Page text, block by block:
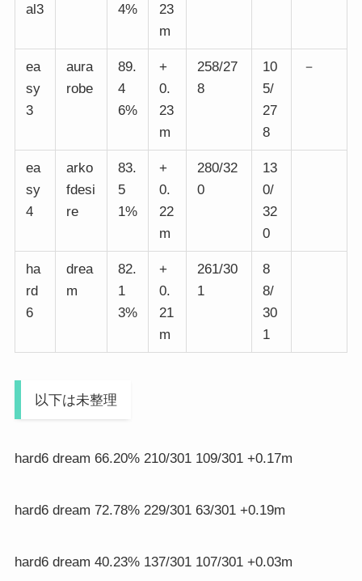
al3
4%
23
m
ea
sy
3
aura
robe
89.
4
6%
+
0.
23
m
258/27
8
10
5/
27
8
－
ea
sy
4
arko
fdesi
re
83.
5
1%
+
0.
22
m
280/32
0
13
0/
32
0
ha
rd
6
drea
m
82.
1
3%
+
0.
21
m
261/30
1
8
8/
30
1
以下は未整理
hard6 dream 66.20% 210/301 109/301 +0.17m
hard6 dream 72.78% 229/301 63/301 +0.19m
hard6 dream 40.23% 137/301 107/301 +0.03m